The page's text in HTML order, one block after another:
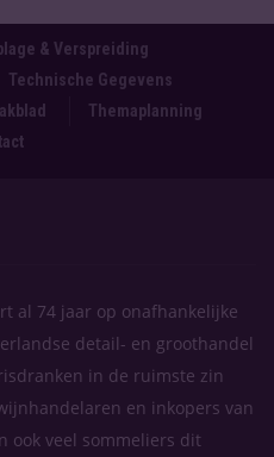
& Verspreiding
Technische Gegevens
Themaplanning
al 74 jaar op onafhankelijke
detail- en groothandel
in de ruimste zin
en inkopers van
ook veel sommeliers dit